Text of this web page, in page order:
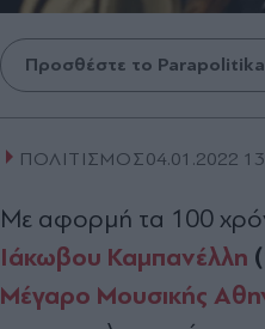
Προσθέστε το
ΠΟΛΙΤΙΣΜΟΣ04.01.2022
Με αφορμή τα 100
Ιάκωβου Καμπανέλλη
Μέγαρο Μουσικής